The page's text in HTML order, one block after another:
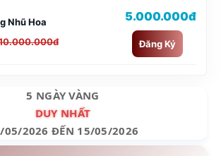
Nhũ Hoa
5.000.000đ
Đăng Ký
5 NGÀY VÀNG
DUY NHẤT
05/2026 ĐẾN 15/05/2026